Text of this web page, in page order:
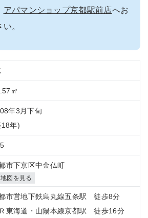
アパマンショップ京都駅前店へお
。
㎡
年3月下旬
18年)
市下京区中金仏町
地図を見る
市営地下鉄烏丸線五条駅 徒歩8分
Ｒ東海道・山陽本線京都駅 徒歩16分